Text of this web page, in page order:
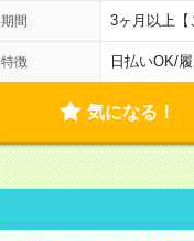
期間 3ヶ月以上【
特徴 日払いOK/
気になる！